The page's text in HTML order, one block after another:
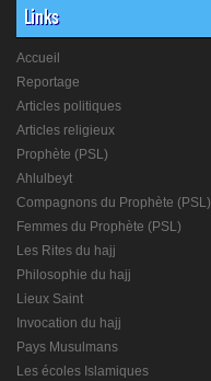
Links
Accueil
Reportage
Articles politiques
Articles religieux
Prophète (PSL)
Ahlulbeyt
Compagnons du Prophète (PSL)
Femmes du Prophète (PSL)
Les Rites du hajj
Philosophie du hajj
Lieux Saint
Invocation du hajj
Pays Musulmans
Les écoles Islamiques